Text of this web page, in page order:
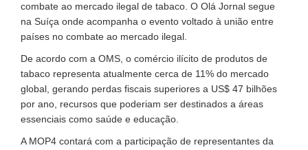
combate ao mercado ilegal de tabaco. O Olá Jornal segue
na Suíça onde acompanha o evento voltado à união entre
países no combate ao mercado ilegal.
De acordo com a OMS, o comércio ilícito de produtos de
tabaco representa atualmente cerca de 11% do mercado
global, gerando perdas fiscais superiores a US$ 47 bilhões
por ano, recursos que poderiam ser destinados a áreas
essenciais como saúde e educação.
A MOP4 contará com a participação de representantes da